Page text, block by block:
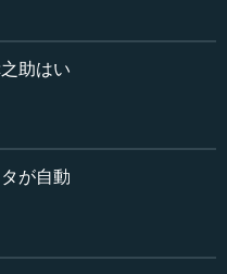
国連軍は38度線を
が参戦。戦闘は米韓対中
越えて北朝鮮への進撃を
され、1951.1.4ソウルが
、国連軍が巻き返し、3
助はい
が自動